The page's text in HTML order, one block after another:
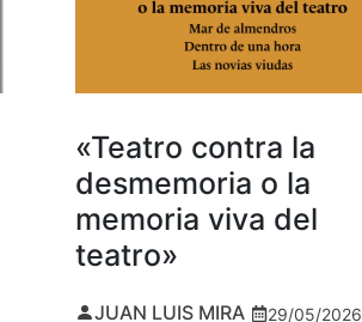
«Teatro contra la
desmemoria o la
memoria viva del
teatro»
JUAN LUIS MIRA 29/05/2026